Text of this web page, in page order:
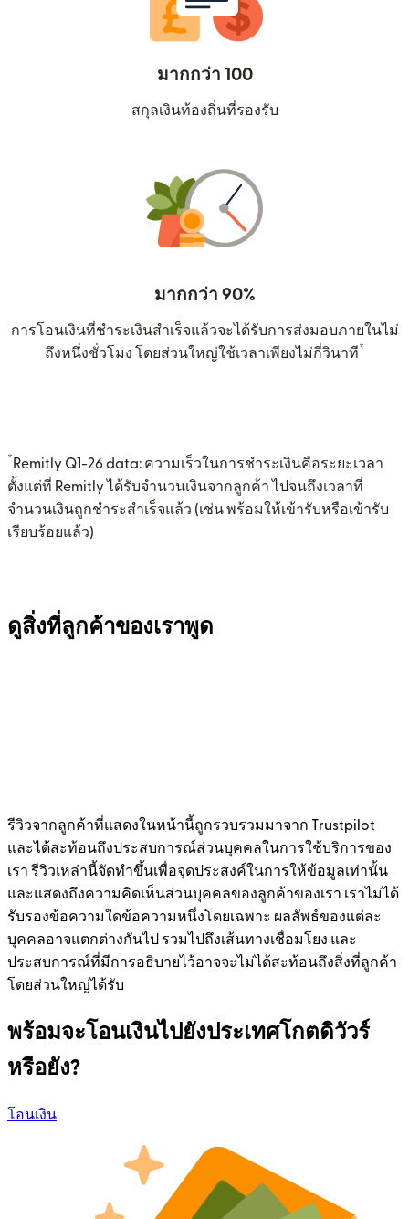
มากกว่า 100
สกุลเงินท้องถิ่นที่รองรับ
มากกว่า 90%
การโอนเงินที่ชำระเงินสำเร็จแล้วจะได้รับการส่งมอบภายในไม่
ถึงหนึ่งชั่วโมง โดยส่วนใหญ่ใช้เวลาเพียงไม่กี่วินาที*
* Remitly Q1-26 data: ความเร็วในการชำระเงินคือระยะเวลา
ตั้งแต่ที่ Remitly ได้รับจำนวนเงินจากลูกค้า ไปจนถึงเวลาที่
จำนวนเงินถูกชำระสำเร็จแล้ว (เช่น พร้อมให้เข้ารับหรือเข้ารับ
เรียบร้อยแล้ว)
ดูสิ่งที่ลูกค้าของเราพูด
รีวิวจากลูกค้าที่แสดงในหน้านี้ถูกรวบรวมมาจาก Trustpilot
และได้สะท้อนถึงประสบการณ์ส่วนบุคคลในการใช้บริการของ
เรา รีวิวเหล่านี้จัดทำขึ้นเพื่อจุดประสงค์ในการให้ข้อมูลเท่านั้น
และแสดงถึงความคิดเห็นส่วนบุคคลของลูกค้าของเรา เราไม่ได้
รับรองข้อความใดข้อความหนึ่งโดยเฉพาะ ผลลัพธ์ของแต่ละ
บุคคลอาจแตกต่างกันไป รวมไปถึงเส้นทางเชื่อมโยง และ
ประสบการณ์ที่มีการอธิบายไว้อาจจะไม่ได้สะท้อนถึงสิ่งที่ลูกค้า
โดยส่วนใหญ่ได้รับ
พร้อมจะโอนเงินไปยังประเทศโกตดิวัวร์
หรือยัง?
โอนเงิน